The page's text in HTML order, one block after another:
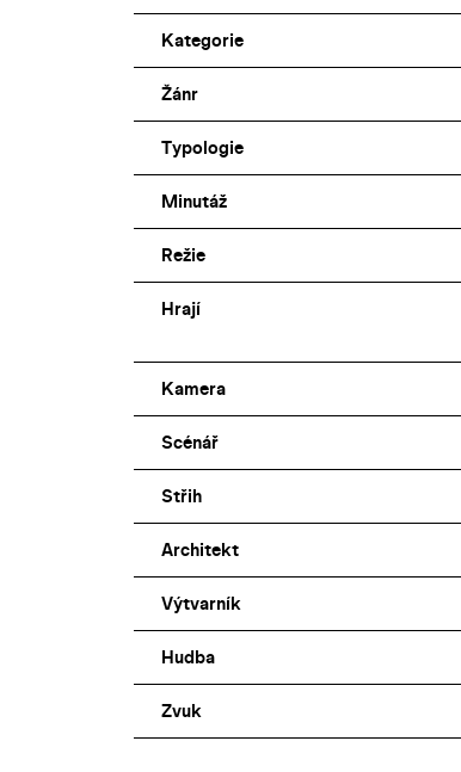
Kategorie
Žánr
Typologie
Minutáž
Režie
Hrají
Kamera
Scénář
Střih
Architekt
Výtvarník
Hudba
Zvuk